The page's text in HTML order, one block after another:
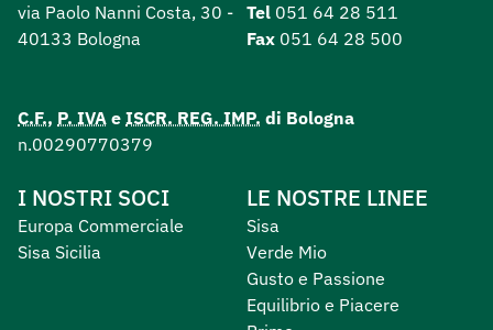
via Paolo Nanni Costa, 30 -
40133 Bologna
Tel 051 64 28 511
Fax 051 64 28 500
C.F., P. IVA e ISCR. REG. IMP. di Bologna
n.00290770379
I NOSTRI SOCI
Europa Commerciale
Sisa Sicilia
LE NOSTRE LINEE
Sisa
Verde Mio
Gusto e Passione
Equilibrio e Piacere